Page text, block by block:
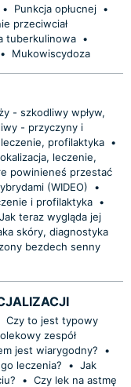
• Punkcja opłucnej •
przeciwciał
tuberkulinowa •
• Mukowiscydoza
- szkodliwy wpływ,
- przyczyny i
profilaktyka •
leczenie,
powinieneś przestać
(WIDEO)
•
i profilaktyka •
teraz wygląda jej
skóry, diagnostyka
bezdech senny
Czy to jest typowy
zespół
jest wiarygodny?
•
leczenia?
• Jak
• Czy lek na astmę